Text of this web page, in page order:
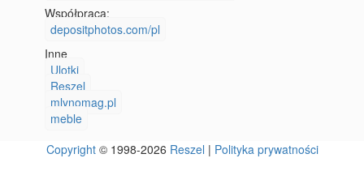
Współpraca:
depositphotos.com/pl
Inne
Ulotki
Reszel
mlynomag.pl
meble
Copyright© 1998-2026 Reszel | Polityka prywatności